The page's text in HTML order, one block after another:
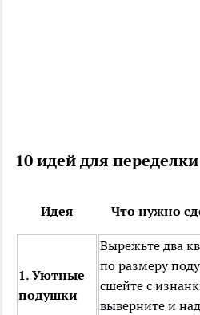
10 идей для
Идея Что нужно
1. Уютные
подушки
Вырежьте два
по размеру
сшейте с
выверните и